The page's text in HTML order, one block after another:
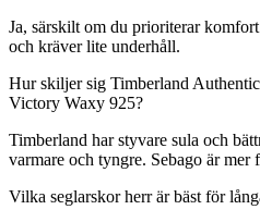
Ja, särskilt om du prioriterar
och kräver lite underhåll.
Hur skiljer sig Timberland
Victory Waxy 925?
Timberland har styvare sula och
varmare och tyngre. Sebago är mer
Vilka seglarskor herr är bäst för